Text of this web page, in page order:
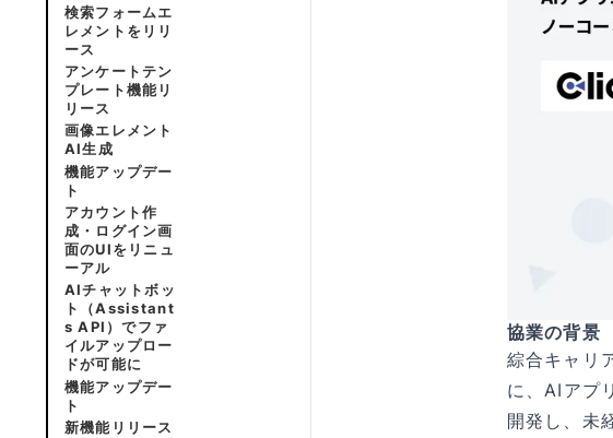
協業の背景
綜合キャリ
に、AIアプ
開発し、未
検索フォームエ
レメントをリリ
ース
アンケートテン
プレート機能リ
リース
画像エレメント
AI生成
機能アップデー
ト
アカウント作
成・ログイン画
面のUIをリニュ
ーアル
AIチャットボッ
ト（Assistant
s API）でファ
イルアップロー
ドが可能に
機能アップデー
ト
新機能リリース